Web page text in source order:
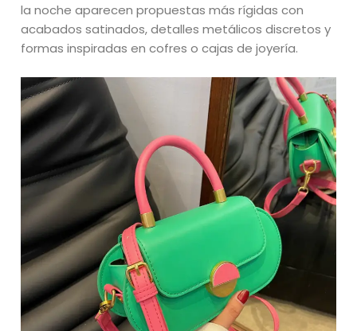
la noche aparecen propuestas más rígidas con
acabados satinados, detalles metálicos discretos y
formas inspiradas en cofres o cajas de joyería.